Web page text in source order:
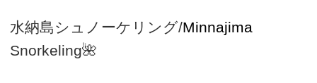
水納島シュノーケリング/Minnajima
Snorkeling🌺